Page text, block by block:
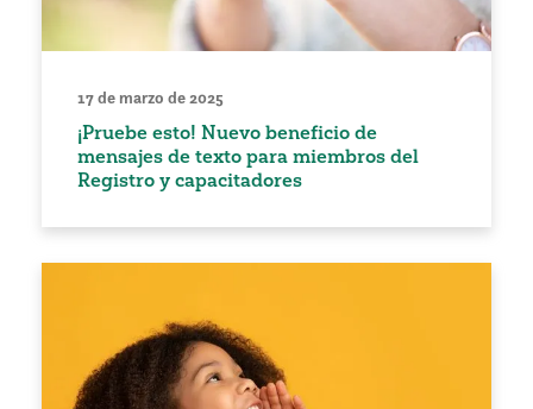
17 de marzo de 2025
¡Pruebe esto! Nuevo beneficio de
mensajes de texto para miembros del
Registro y capacitadores